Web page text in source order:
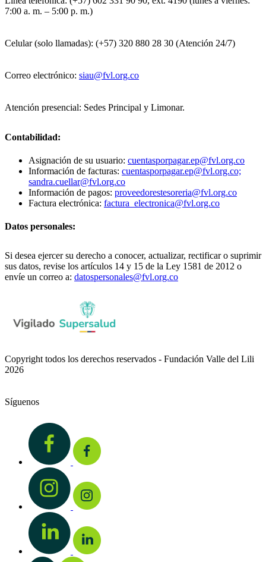
7:00 a. m. – 5:00 p. m.)
Celular (solo llamadas): (+57) 320 880 28 30 (Atención 24/7)
Correo electrónico: siau@fvl.org.co
Atención presencial: Sedes Principal y Limonar.
Contabilidad:
Asignación de su usuario: cuentasporpagar.ep@fvl.org.co
Información de facturas: cuentasporpagar.ep@fvl.org.co;
sandra.cuellar@fvl.org.co
Información de pagos: proveedorestesoreria@fvl.org.co
Factura electrónica: factura_electronica@fvl.org.co
Datos personales:
Si desea ejercer su derecho a conocer, actualizar, rectificar o suprimir
sus datos, revise los artículos 14 y 15 de la Ley 1581 de 2012 o
envíe un correo a: datospersonales@fvl.org.co
Copyright todos los derechos reservados - Fundación Valle del Lili
2026
Síguenos